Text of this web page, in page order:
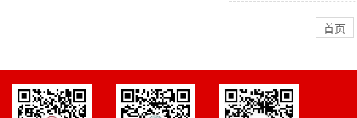
首页